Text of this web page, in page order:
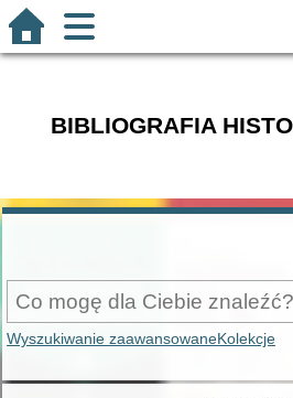
BIBLIOGRAFIA
Wyszukiwanie zaawansowaneKolekcje